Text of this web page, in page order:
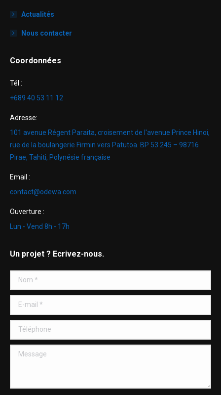
Actualités
Nous contacter
Coordonnées
Tél :
+689 40 53 11 12
Adresse:
101 avenue Régent Paraita, croisement de l'avenue Prince Hinoi,
rue de la boulangerie Firmin vers Patutoa. BP 53 245 – 98716
Pirae, Tahiti, Polynésie française
Email :
contact@odewa.com
Ouverture :
Lun - Vend 8h - 17h
Un projet ? Ecrivez-nous.
Nom *
E-mail *
Téléphone
Message